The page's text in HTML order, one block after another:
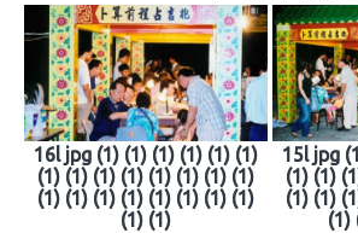
16l jpg (1) (1) (1) (1) (1) (1)
(1) (1) (1) (1) (1) (1) (1) (1)
(1) (1) (1) (1) (1) (1) (1) (1)
(1) (1)
15l jpg
(1) (1)
(1) (1)
(1)